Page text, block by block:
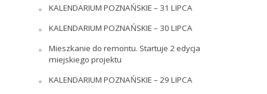
KALENDARIUM POZNAŃSKIE – 31 LIPCA
KALENDARIUM POZNAŃSKIE – 30 LIPCA
Mieszkanie do remontu. Startuje 2 edycja
miejskiego projektu
KALENDARIUM POZNAŃSKIE – 29 LIPCA